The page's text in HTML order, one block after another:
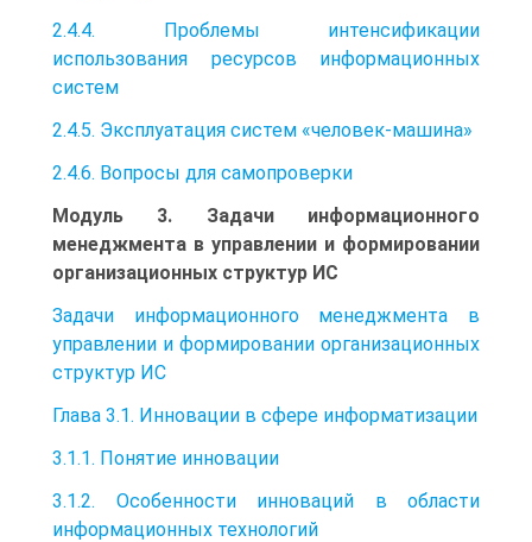
2.4.4. Проблемы интенсификации
использования ресурсов информационных
систем
2.4.5. Эксплуатация систем «человек-машина»
2.4.6. Вопросы для самопроверки
Модуль 3. Задачи информационного
менеджмента в управлении и формировании
организационных структур ИС
Задачи информационного менеджмента в
управлении и формировании организационных
структур ИС
Глава 3.1. Инновации в сфере информатизации
3.1.1. Понятие инновации
3.1.2. Особенности инноваций в области
информационных технологий